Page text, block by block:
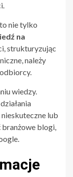
nie tylko
na
strukturyzując
należy
wiedzy.
lub
blogi,